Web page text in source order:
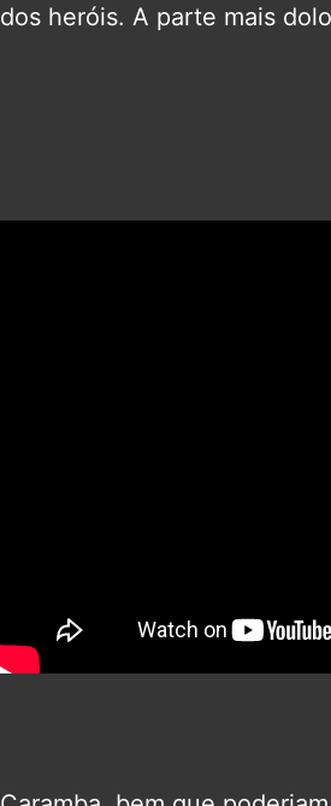
dos heróis. A parte mais